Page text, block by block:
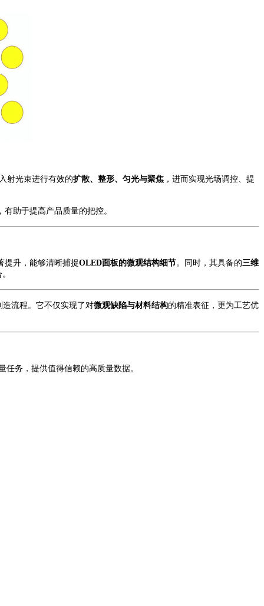
射光束进行有效的扩散、整形、匀光与聚焦 ，进而实现光场调控、提
助于提高产品质量的把控。
提升 ，能够清晰捕捉OLED面板的微观结构细节。同时，其具备的三维
流程。它不仅实现了对微观缺陷与材料结构的精准表征，更为工艺优
任务，提供值得信赖的高质量数据。